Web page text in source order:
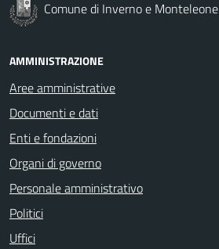
Comune di Inverno e Monteleone
AMMINISTRAZIONE
Aree amministrative
Documenti e dati
Enti e fondazioni
Organi di governo
Personale amministrativo
Politici
Uffici